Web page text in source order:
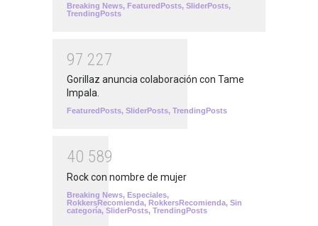
Breaking News, FeaturedPosts, SliderPosts,
TrendingPosts
97 227
Gorillaz anuncia colaboración con Tame
Impala.
FeaturedPosts, SliderPosts, TrendingPosts
40 589
Rock con nombre de mujer
Breaking News, Especiales,
RokkersRecomienda, RokkersRecomienda, Sin
categoría, SliderPosts, TrendingPosts